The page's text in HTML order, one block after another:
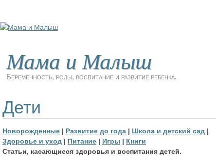
Мама и Малыш
Беременность, роды, воспитание и развитие ребенка.
Дети
Новорожденные | Развитие до года | Школа и детский сад |
Здоровье и уход | Питание | Игры | Книги
Статьи, касающиеся здоровья и воспитания детей.